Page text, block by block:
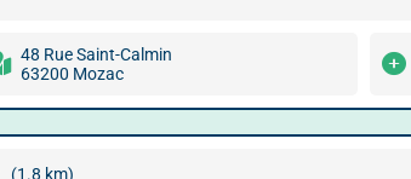
48 Rue Saint-Calmin
63200 Mozac
(1.8 km)